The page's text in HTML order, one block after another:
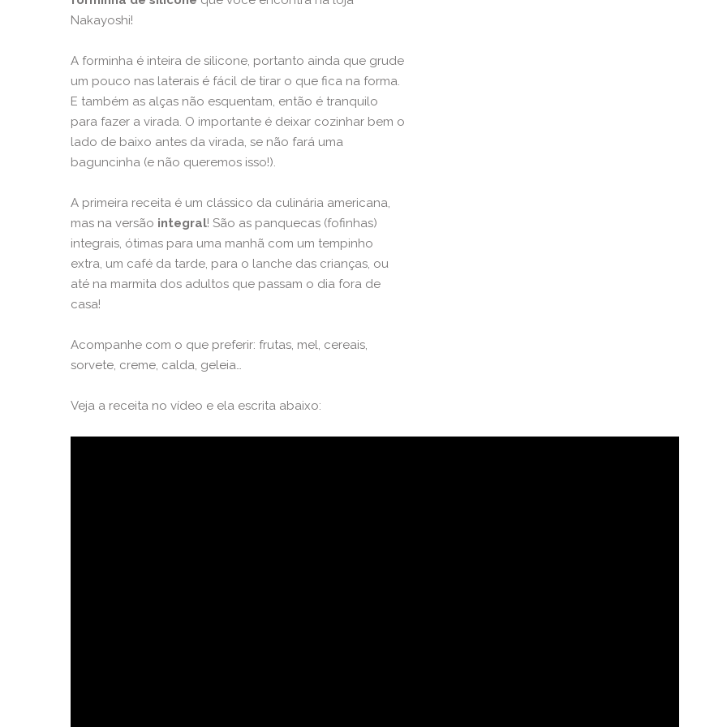
Nakayoshi!
A forminha é inteira de silicone, portanto ainda que grude
um pouco nas laterais é fácil de tirar o que fica na forma.
E também as alças não esquentam, então é tranquilo
para fazer a virada. O importante é deixar cozinhar bem o
lado de baixo antes da virada, se não fará uma
baguncinha (e não queremos isso!).
A primeira receita é um clássico da culinária americana,
mas na versão integral! São as panquecas (fofinhas)
integrais, ótimas para uma manhã com um tempinho
extra, um café da tarde, para o lanche das crianças, ou
até na marmita dos adultos que passam o dia fora de
casa!
Acompanhe com o que preferir: frutas, mel, cereais,
sorvete, creme, calda, geleia…
Veja a receita no vídeo e ela escrita abaixo: